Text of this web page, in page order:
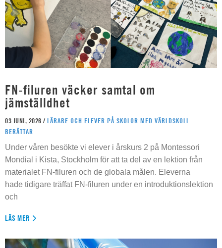
FN-filuren väcker samtal om
jämställdhet
03 JUNI, 2026 / LÄRARE OCH ELEVER PÅ SKOLOR MED VÄRLDSKOLL
BERÄTTAR
Under våren besökte vi elever i årskurs 2 på Montessori
Mondial i Kista, Stockholm för att ta del av en lektion från
materialet FN-filuren och de globala målen. Eleverna
hade tidigare träffat FN-filuren under en introduktionslektion
och
LÄS MER